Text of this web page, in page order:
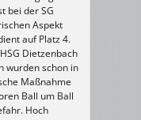
bei der SG
Aspekt
auf Platz 4.
Dietzenbach
wurden schon in
Maßnahme
Ball um Ball
Hoch